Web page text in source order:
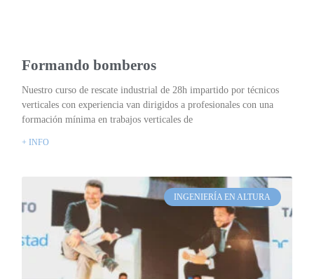
Formando bomberos
Nuestro curso de rescate industrial de 28h impartido por técnicos
verticales con experiencia van dirigidos a profesionales con una
formación mínima en trabajos verticales de
+ INFO
INGENIERÍA EN ALTURA